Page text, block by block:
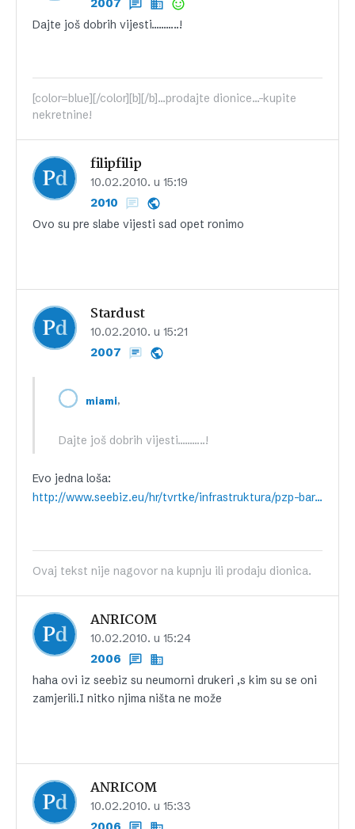
2007
Dajte još dobrih vijesti………..!
[color=blue][/color][b][/b]...prodajte dionice...-kupite
nekretnine!
filipfilip
10.02.2010. u 15:19
2010
Ovo su pre slabe vijesti sad opet ronimo
Stardust
10.02.2010. u 15:21
2007
miami,
Dajte još dobrih vijesti………..!
Evo jedna loša:
http://www.seebiz.eu/hr/tvrtke/infrastruktura/pzp-bar-boljare-je-neodrziv-projekt%2c-pokrecemo-inicijativu-za-anketni-odbor,68158.html
Ovaj tekst nije nagovor na kupnju ili prodaju dionica.
ANRICOM
10.02.2010. u 15:24
2006
haha ovi iz seebiz su neumorni drukeri ,s kim su se oni
zamjerili.I nitko njima ništa ne može
ANRICOM
10.02.2010. u 15:33